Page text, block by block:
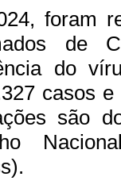
foram
de
do
casos
são